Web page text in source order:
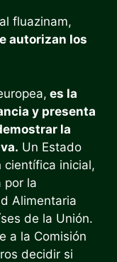
fluazinam,
autorizan los
es la
y presenta
la
Un Estado
científica inicial,
por la
Alimentaria
de la Unión.
a la Comisión
decidir si